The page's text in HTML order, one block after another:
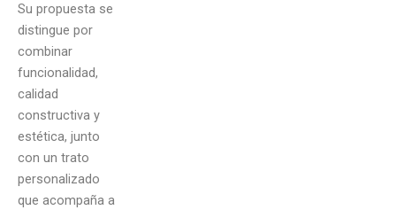
Su propuesta se
distingue por
combinar
funcionalidad,
calidad
constructiva y
estética, junto
con un trato
personalizado
que acompaña a